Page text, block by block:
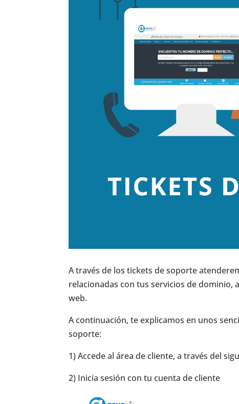
A través de los tickets de soporte
relacionadas con tus servicios de
web.
A continuación, te explicamos en unos
soporte:
1) Accede al área de cliente, a través del
2) Inicia sesión con tu cuenta de cliente